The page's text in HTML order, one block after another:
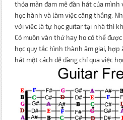
thỏa mãn đam mê đàn hát của
học hành và làm việc căng thẳng.
với việc là tự học guitar tại nhà thì
Có muôn vàn thứ hay ho có thể
học quy tắc hình thành âm giai, hợp
hát một cách dễ dàng chỉ qua việc